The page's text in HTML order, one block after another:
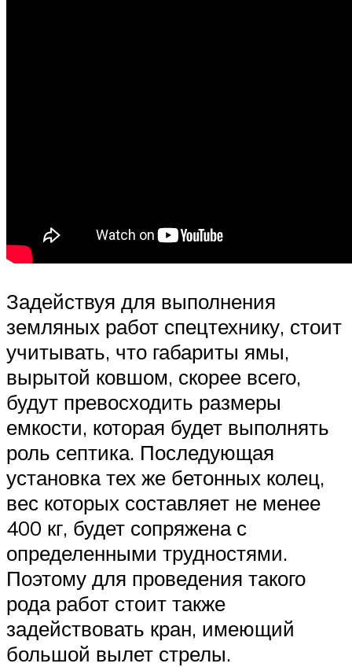
Задействуя для выполнения
земляных работ спецтехнику, стоит
учитывать, что габариты ямы,
вырытой ковшом, скорее всего,
будут превосходить размеры
емкости, которая будет выполнять
роль септика. Последующая
установка тех же бетонных колец,
вес которых составляет не менее
400 кг, будет сопряжена с
определенными трудностями.
Поэтому для проведения такого
рода работ стоит также
задействовать кран, имеющий
большой вылет стрелы.